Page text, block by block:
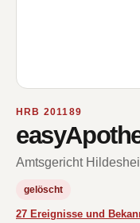
HRB 201189
Amtsgericht
gelöscht
27 Ereignisse und